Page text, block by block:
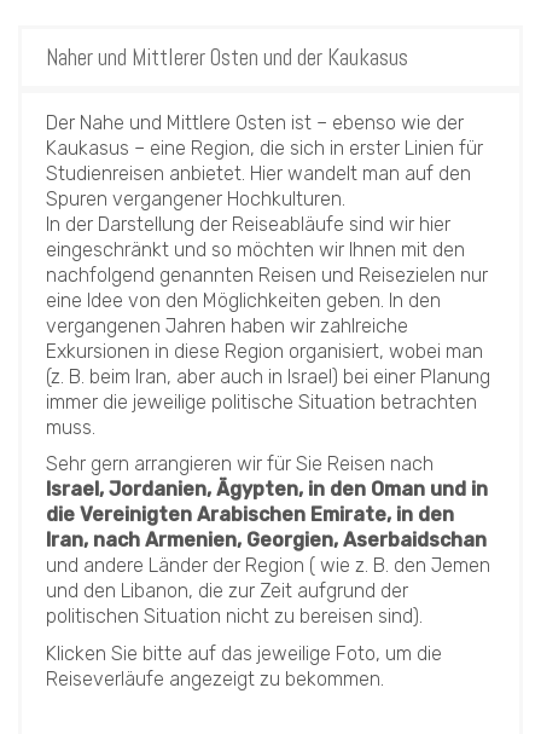
Naher und Mittlerer Osten und der Kaukasus
Der Nahe und Mittlere Osten ist – ebenso wie der
Kaukasus – eine Region, die sich in erster Linien für
Studienreisen anbietet. Hier wandelt man auf den
Spuren vergangener Hochkulturen.
In der Darstellung der Reiseabläufe sind wir hier
eingeschränkt und so möchten wir Ihnen mit den
nachfolgend genannten Reisen und Reisezielen nur
eine Idee von den Möglichkeiten geben. In den
vergangenen Jahren haben wir zahlreiche
Exkursionen in diese Region organisiert, wobei man
(z. B. beim Iran, aber auch in Israel) bei einer Planung
immer die jeweilige politische Situation betrachten
muss.
Sehr gern arrangieren wir für Sie Reisen nach
Israel, Jordanien, Ägypten, in den Oman und in
die Vereinigten Arabischen Emirate, in den
Iran, nach Armenien, Georgien, Aserbaidschan
und andere Länder der Region ( wie z. B. den Jemen
und den Libanon, die zur Zeit aufgrund der
politischen Situation nicht zu bereisen sind).
Klicken Sie bitte auf das jeweilige Foto, um die
Reiseverläufe angezeigt zu bekommen.